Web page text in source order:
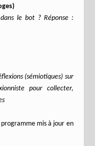
le bot ? Réponse :
(sémiotiques) sur
pour collecter,
mis à jour en